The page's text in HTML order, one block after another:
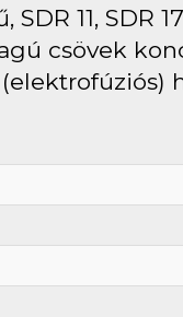
11, SDR
csövek